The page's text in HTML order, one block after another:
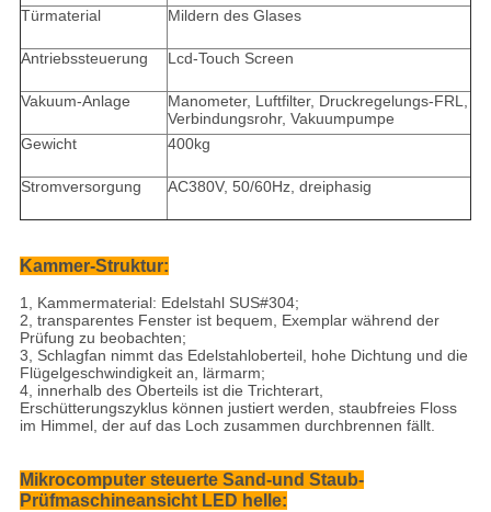
Türmaterial Mildern des Glases
Antriebssteuerung Lcd-Touch Screen
Vakuum-Anlage
Manometer, Luftfilter, Druckregelungs-FRL,
Verbindungsrohr, Vakuumpumpe
Gewicht
400kg
Stromversorgung AC380V, 50/60Hz, dreiphasig
Kammer-Struktur:
1, Kammermaterial: Edelstahl SUS#304;
2, transparentes Fenster ist bequem, Exemplar während der
Prüfung zu beobachten;
3, Schlagfan nimmt das Edelstahloberteil, hohe Dichtung und die
Flügelgeschwindigkeit an, lärmarm;
4, innerhalb des Oberteils ist die Trichterart,
Erschütterungszyklus können justiert werden, staubfreies Floss
im Himmel, der auf das Loch zusammen durchbrennen fällt.
Mikrocomputer steuerte Sand-und Staub-
Prüfmaschineansicht LED helle: